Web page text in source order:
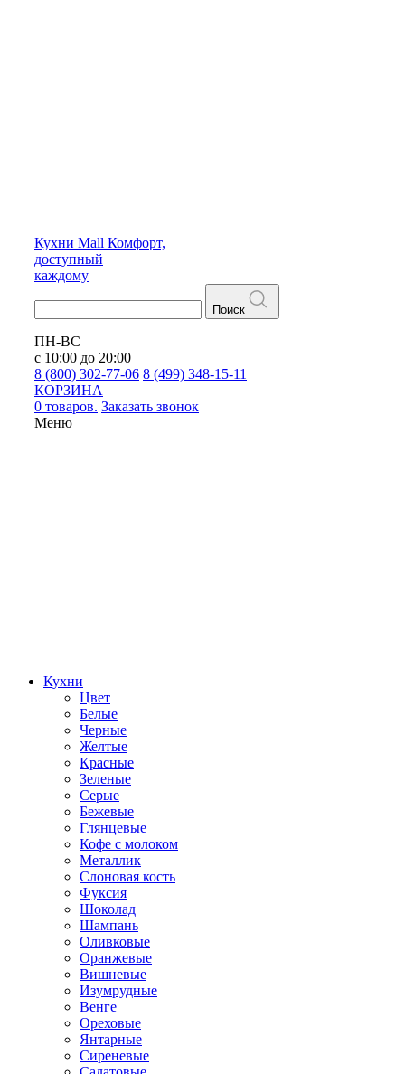
Кухни Mall Комфорт,
доступный
каждому
Поиск
ПН-ВС
с 10:00 до 20:00
8 (800) 302-77-06 8 (499) 348-15-11
КОРЗИНА
0 товаров. Заказать звонок
Меню
Кухни
Цвет
Белые
Черные
Желтые
Красные
Зеленые
Серые
Бежевые
Глянцевые
Кофе с молоком
Металлик
Слоновая кость
Фуксия
Шоколад
Шампань
Оливковые
Оранжевые
Вишневые
Изумрудные
Венге
Ореховые
Янтарные
Сиреневые